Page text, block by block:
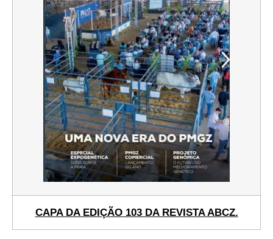
CAPA DA EDIÇÃO 103 DA REVISTA ABCZ.